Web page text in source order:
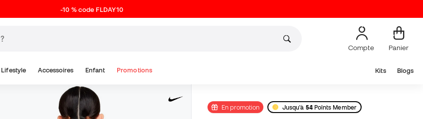
-10 % code FLDAY10
Compte Panier
Lifestyle Accessoires Enfant Promotions Kits Blogs
En promotion Jusqu'à 54Points Member